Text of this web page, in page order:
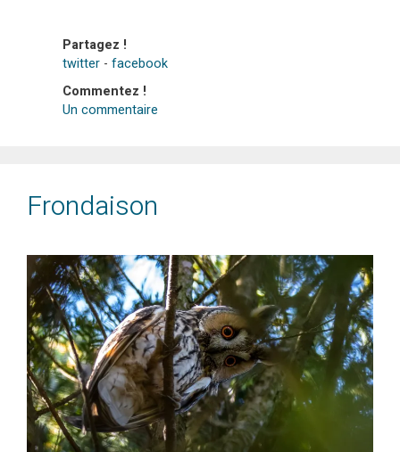
Partagez !
twitter - facebook
Commentez !
Un commentaire
Frondaison